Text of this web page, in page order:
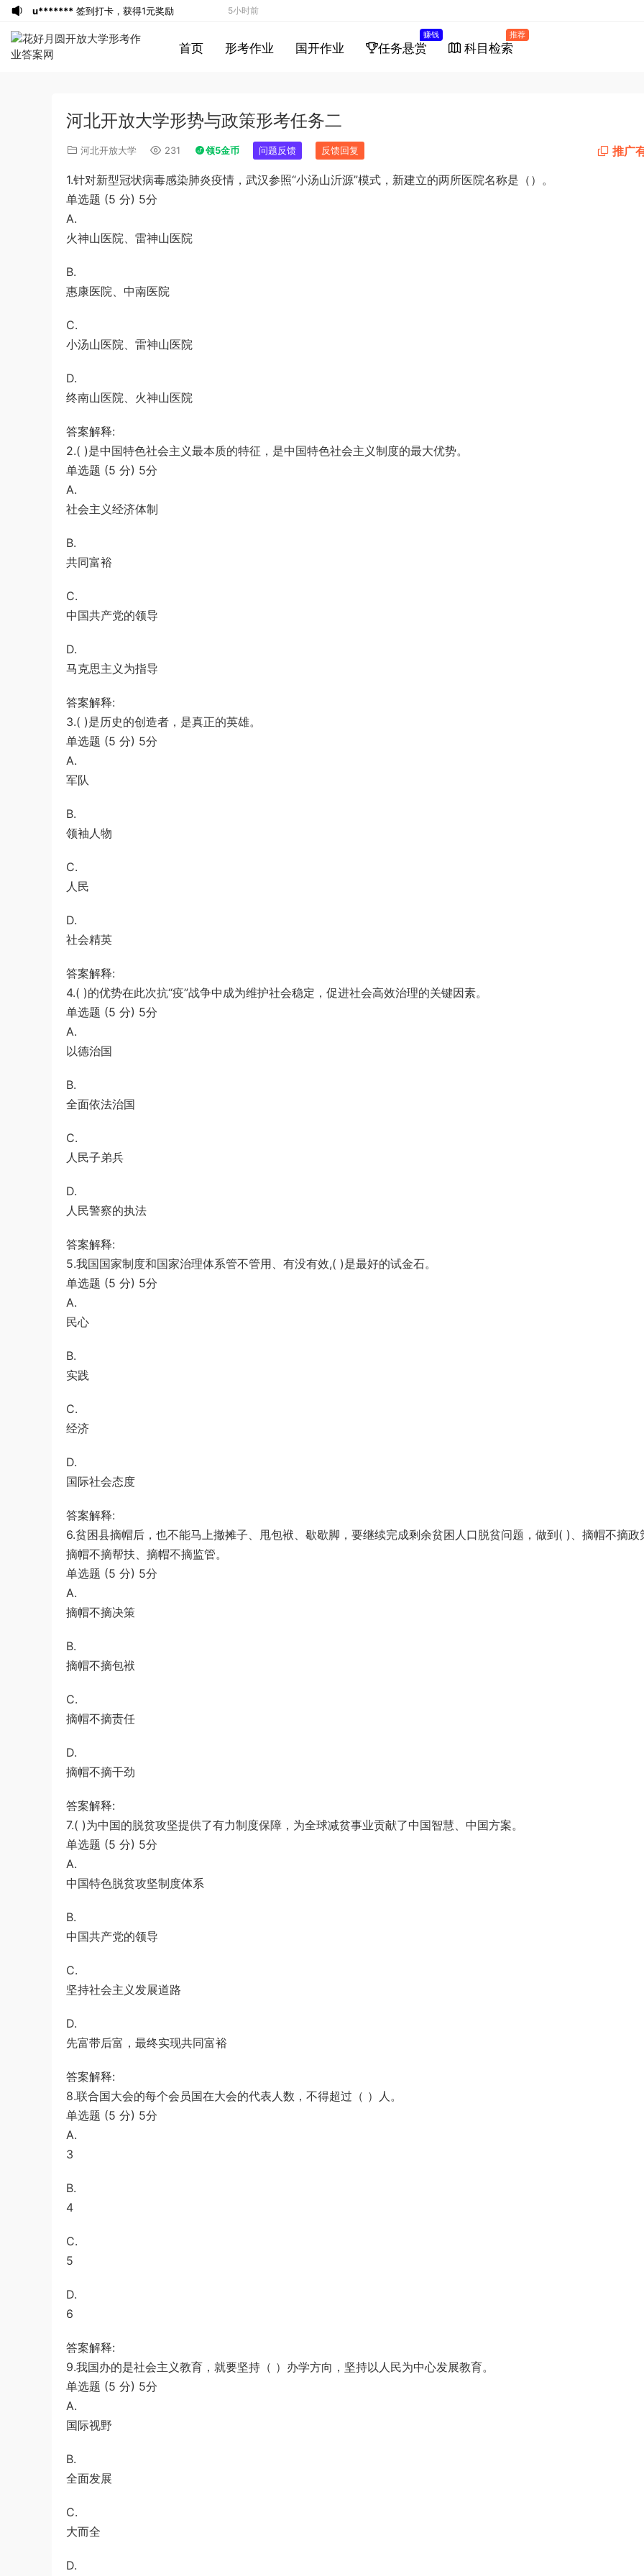
首页 形考作业 国开作业 任务悬赏
赚钱
科目检索
推荐
河北开放大学形势与政策形考任务二
河北开放大学 231 领5金币 问题反馈 反馈回复
推广
1.针对新型冠状病毒感染肺炎疫情，武汉参照“小汤山沂源”模式，新建立的两所医院名称是（）。
单选题 (5 分) 5分
A.
火神山医院、雷神山医院
B.
惠康医院、中南医院
C.
小汤山医院、雷神山医院
D.
终南山医院、火神山医院
答案解释:
2.( )是中国特色社会主义最本质的特征，是中国特色社会主义制度的最大优势。
单选题 (5 分) 5分
A.
社会主义经济体制
B.
共同富裕
C.
中国共产党的领导
D.
马克思主义为指导
答案解释:
3.( )是历史的创造者，是真正的英雄。
单选题 (5 分) 5分
A.
军队
B.
领袖人物
C.
人民
D.
社会精英
答案解释:
4.( )的优势在此次抗“疫”战争中成为维护社会稳定，促进社会高效治理的关键因素。
单选题 (5 分) 5分
A.
以德治国
B.
全面依法治国
C.
人民子弟兵
D.
人民警察的执法
答案解释:
5.我国国家制度和国家治理体系管不管用、有没有效,( )是最好的试金石。
单选题 (5 分) 5分
A.
民心
B.
实践
C.
经济
D.
国际社会态度
答案解释:
6.贫困县摘帽后，也不能马上撤摊子、甩包袱、歇歇脚，要继续完成剩余贫困人口脱贫问题，做到( )、摘帽不摘政
摘帽不摘帮扶、摘帽不摘监管。
单选题 (5 分) 5分
A.
摘帽不摘决策
B.
摘帽不摘包袱
C.
摘帽不摘责任
D.
摘帽不摘干劲
答案解释:
7.( )为中国的脱贫攻坚提供了有力制度保障，为全球减贫事业贡献了中国智慧、中国方案。
单选题 (5 分) 5分
A.
中国特色脱贫攻坚制度体系
B.
中国共产党的领导
C.
坚持社会主义发展道路
D.
先富带后富，最终实现共同富裕
答案解释:
8.联合国大会的每个会员国在大会的代表人数，不得超过（ ）人。
单选题 (5 分) 5分
A.
3
B.
4
C.
5
D.
6
答案解释:
9.我国办的是社会主义教育，就要坚持（ ）办学方向，坚持以人民为中心发展教育。
单选题 (5 分) 5分
A.
国际视野
B.
全面发展
C.
大而全
D.
u******* 签到打卡，获得1元奖励 5小时前
u*******签到打卡，获得1元奖励
游客下载了资源
2019年广东公务员考试
5小时前
员考试《行测》真题（A卷）参考答案及
下载了资源2016年重庆市公务员考
8小时前
10小时前
证考试《综合素质》（小学）解析
11小时前
u*******签到打卡，获得1元奖励 11小时前
下载了资源 2013年广东公务员考试
《行测》三卷答案及解析
u*******签到打卡，获得1元奖励
登录了本站
u*******
u*******签到打卡，获得1元奖励